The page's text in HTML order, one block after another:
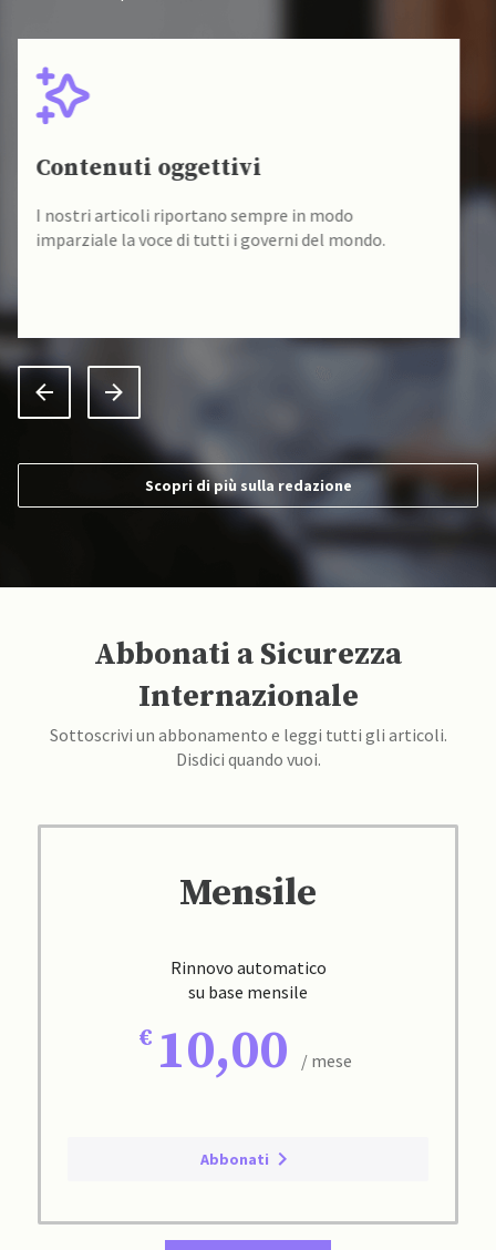
Fonti verificate
I nostri contenuti sono sempre verificati alla fonte
da un team di accademici specializzati.
Scopri di più sulla redazione
Abbonati a Sicurezza
Internazionale
Sottoscrivi un abbonamento e leggi tutti gli articoli.
Disdici quando vuoi.
Mensile
Rinnovo automatico
su base mensile
10,00 / mese
Abbonati